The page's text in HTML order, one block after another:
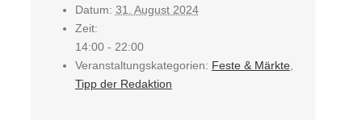
Datum: 31. August 2024
Zeit:
14:00 - 22:00
Veranstaltungskategorien: Feste & Märkte,
Tipp der Redaktion